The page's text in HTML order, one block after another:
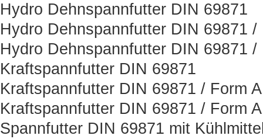
Hydro Dehnspannfutter DIN 69871
Hydro Dehnspannfutter DIN 69871
Hydro Dehnspannfutter DIN 69871
Kraftspannfutter DIN 69871
Kraftspannfutter DIN 69871 / Form
Kraftspannfutter DIN 69871 / Form
Spannfutter DIN 69871 mit